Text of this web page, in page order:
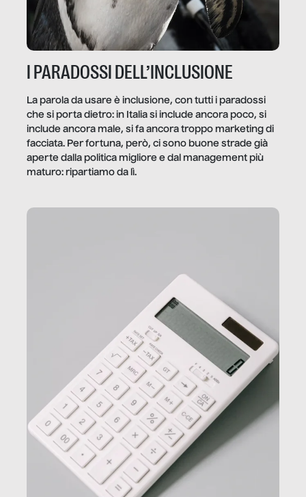
I PARADOSSI DELL’INCLUSIONE
La parola da usare è inclusione, con tutti i paradossi
che si porta dietro: in Italia si include ancora poco, si
include ancora male, si fa ancora troppo marketing di
facciata. Per fortuna, però, ci sono buone strade già
aperte dalla politica migliore e dal management più
maturo: ripartiamo da lì.